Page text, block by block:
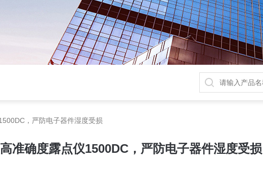
，严防电子器件湿度受损
准确度露点仪1500DC，严防电子器件湿度受损